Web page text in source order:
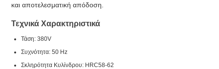
και αποτελεσματική απόδοση.
Τεχνικά Χαρακτηριστικά
Τάση: 380V
Συχνότητα: 50 Hz
Σκληρότητα Κυλίνδρου: HRC58-62